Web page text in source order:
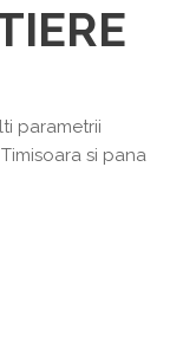
parametrii
si pana